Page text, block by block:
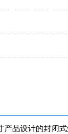
品设计的封闭